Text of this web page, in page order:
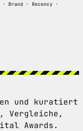
Brand · Recency ·
und kuratiert
Vergleiche,
Awards.